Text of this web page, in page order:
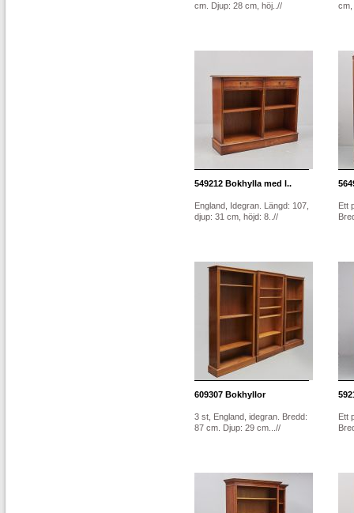
cm. Djup: 28 cm, höj..//
cm,
549212 Bokhylla med l..
England, Idegran. Längd: 107,
djup: 31 cm, höjd: 8..//
Ett
609307 Bokhyllor
3 st, England, idegran. Bredd:
87 cm. Djup: 29 cm...//
Ett